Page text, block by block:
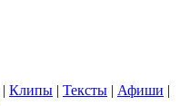
| Клипы | Тексты | Афиши |